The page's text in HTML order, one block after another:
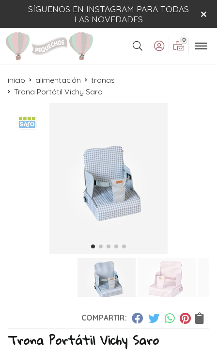
SÍGUENOS EN INSTAGRAM PARA TODAS
LAS NOVEDADES
Buscar
0
inicio alimentación
tronas
Trona Portátil Vichy Saro
COMPARTIR:
Trona Portátil Vichy Saro